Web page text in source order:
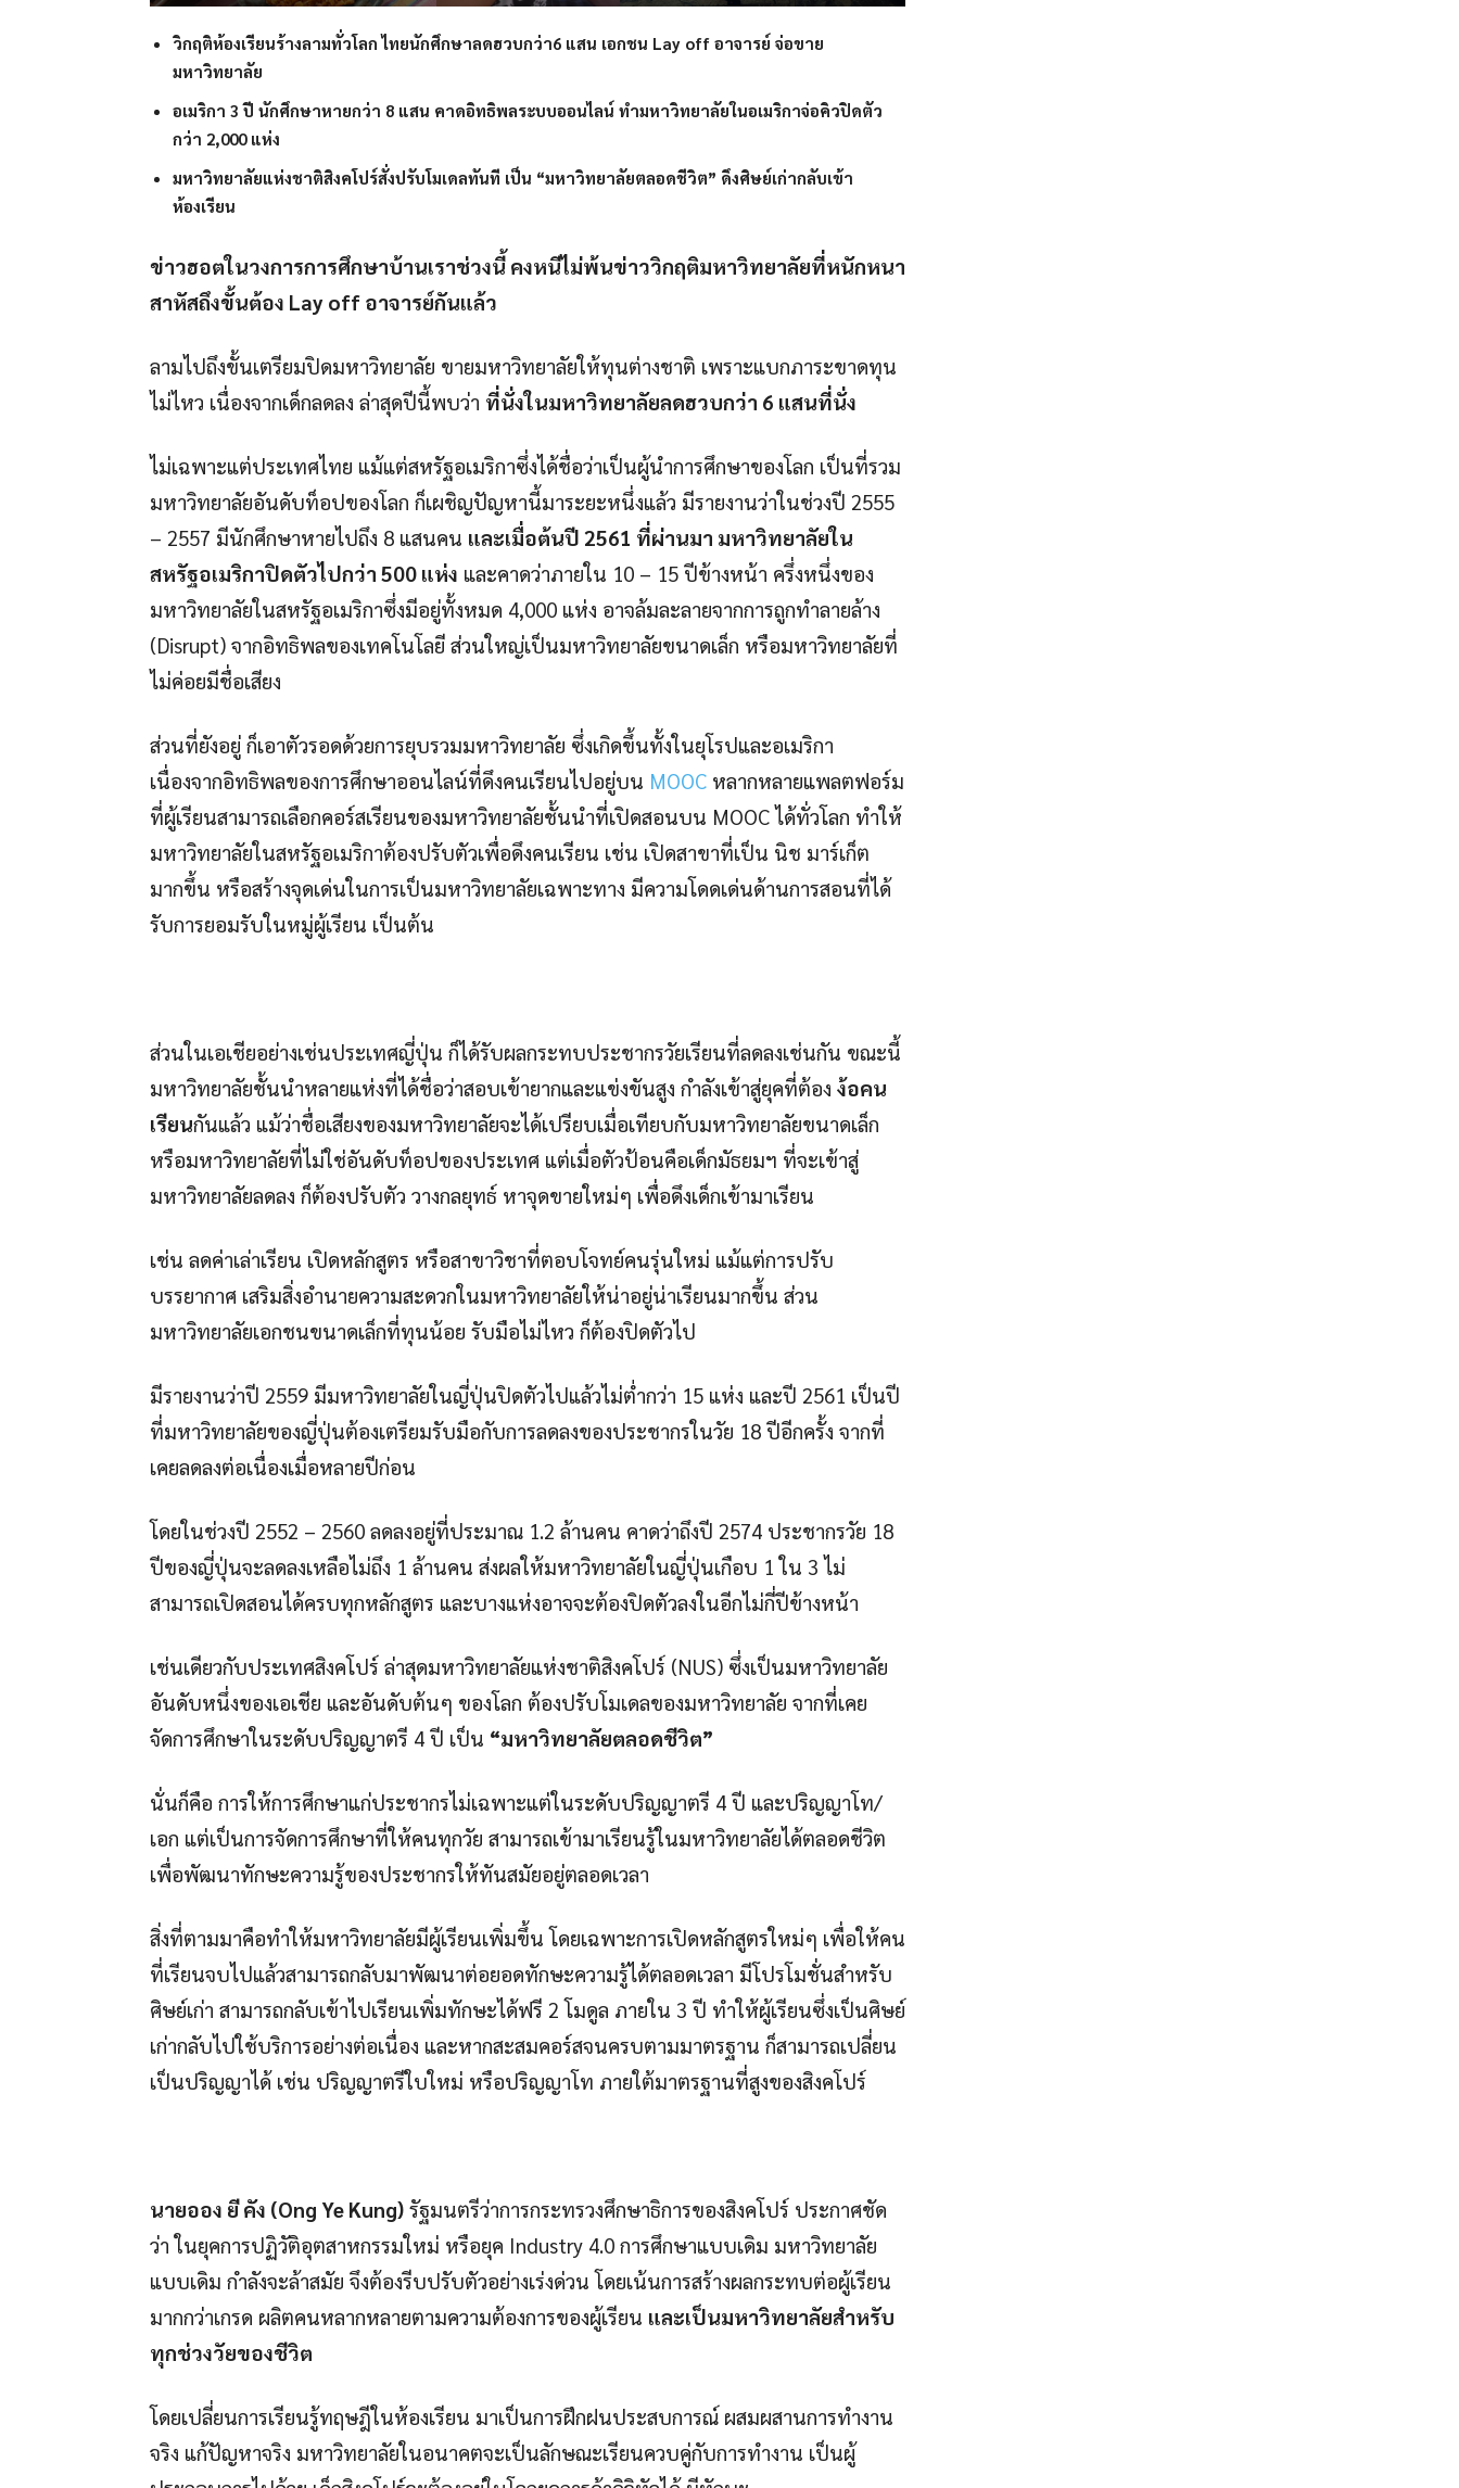
วิกฤติห้องเรียนร้างลามทั่วโลก ไทยนักศึกษาลดฮวบกว่า6 แสน เอกชน Lay off อาจารย์ จ่อขาย
มหาวิทยาลัย
อเมริกา 3 ปี นักศึกษาหายกว่า 8 แสน คาดอิทธิพลระบบออนไลน์ ทำมหาวิทยาลัยในอเมริกาจ่อคิวปิดตัว
กว่า 2,000 แห่ง
มหาวิทยาลัยแห่งชาติสิงคโปร์สั่งปรับโมเดลทันที เป็น “มหาวิทยาลัยตลอดชีวิต” ดึงศิษย์เก่ากลับเข้า
ห้องเรียน
ข่าวฮอตในวงการการศึกษาบ้านเราช่วงนี้ คงหนีไม่พ้นข่าววิกฤติมหาวิทยาลัยที่หนักหนา
สาหัสถึงขั้นต้อง Lay off อาจารย์กันแล้ว
ลามไปถึงขั้นเตรียมปิดมหาวิทยาลัย ขายมหาวิทยาลัยให้ทุนต่างชาติ เพราะแบกภาระขาดทุน
ไม่ไหว เนื่องจากเด็กลดลง ล่าสุดปีนี้พบว่า ที่นั่งในมหาวิทยาลัยลดฮวบกว่า 6 แสนที่นั่ง
ไม่เฉพาะแต่ประเทศไทย แม้แต่สหรัฐอเมริกาซึ่งได้ชื่อว่าเป็นผู้นำการศึกษาของโลก เป็นที่รวม
มหาวิทยาลัยอันดับท็อปของโลก ก็เผชิญปัญหานี้มาระยะหนึ่งแล้ว มีรายงานว่าในช่วงปี 2555
– 2557 มีนักศึกษาหายไปถึง 8 แสนคน และเมื่อต้นปี 2561 ที่ผ่านมา มหาวิทยาลัยใน
สหรัฐอเมริกาปิดตัวไปกว่า 500 แห่ง และคาดว่าภายใน 10 – 15 ปีข้างหน้า ครึ่งหนึ่งของ
มหาวิทยาลัยในสหรัฐอเมริกาซึ่งมีอยู่ทั้งหมด 4,000 แห่ง อาจล้มละลายจากการถูกทำลายล้าง
(Disrupt) จากอิทธิพลของเทคโนโลยี ส่วนใหญ่เป็นมหาวิทยาลัยขนาดเล็ก หรือมหาวิทยาลัยที่
ไม่ค่อยมีชื่อเสียง
ส่วนที่ยังอยู่ ก็เอาตัวรอดด้วยการยุบรวมมหาวิทยาลัย ซึ่งเกิดขึ้นทั้งในยุโรปและอเมริกา
เนื่องจากอิทธิพลของการศึกษาออนไลน์ที่ดึงคนเรียนไปอยู่บน MOOC หลากหลายแพลตฟอร์ม
ที่ผู้เรียนสามารถเลือกคอร์สเรียนของมหาวิทยาลัยชั้นนำที่เปิดสอนบน MOOC ได้ทั่วโลก ทำให้
มหาวิทยาลัยในสหรัฐอเมริกาต้องปรับตัวเพื่อดึงคนเรียน เช่น เปิดสาขาที่เป็น นิช มาร์เก็ต
มากขึ้น หรือสร้างจุดเด่นในการเป็นมหาวิทยาลัยเฉพาะทาง มีความโดดเด่นด้านการสอนที่ได้
รับการยอมรับในหมู่ผู้เรียน เป็นต้น
ส่วนในเอเชียอย่างเช่นประเทศญี่ปุ่น ก็ได้รับผลกระทบประชากรวัยเรียนที่ลดลงเช่นกัน ขณะนี้
มหาวิทยาลัยชั้นนำหลายแห่งที่ได้ชื่อว่าสอบเข้ายากและแข่งขันสูง กำลังเข้าสู่ยุคที่ต้อง ง้อคน
เรียนกันแล้ว แม้ว่าชื่อเสียงของมหาวิทยาลัยจะได้เปรียบเมื่อเทียบกับมหาวิทยาลัยขนาดเล็ก
หรือมหาวิทยาลัยที่ไม่ใช่อันดับท็อปของประเทศ แต่เมื่อตัวป้อนคือเด็กมัธยมฯ ที่จะเข้าสู่
มหาวิทยาลัยลดลง ก็ต้องปรับตัว วางกลยุทธ์ หาจุดขายใหม่ๆ เพื่อดึงเด็กเข้ามาเรียน
เช่น ลดค่าเล่าเรียน เปิดหลักสูตร หรือสาขาวิชาที่ตอบโจทย์คนรุ่นใหม่ แม้แต่การปรับ
บรรยากาศ เสริมสิ่งอำนายความสะดวกในมหาวิทยาลัยให้น่าอยู่น่าเรียนมากขึ้น ส่วน
มหาวิทยาลัยเอกชนขนาดเล็กที่ทุนน้อย รับมือไม่ไหว ก็ต้องปิดตัวไป
มีรายงานว่าปี 2559 มีมหาวิทยาลัยในญี่ปุ่นปิดตัวไปแล้วไม่ต่ำกว่า 15 แห่ง และปี 2561 เป็นปี
ที่มหาวิทยาลัยของญี่ปุ่นต้องเตรียมรับมือกับการลดลงของประชากรในวัย 18 ปีอีกครั้ง จากที่
เคยลดลงต่อเนื่องเมื่อหลายปีก่อน
โดยในช่วงปี 2552 – 2560 ลดลงอยู่ที่ประมาณ 1.2 ล้านคน คาดว่าถึงปี 2574 ประชากรวัย 18
ปีของญี่ปุ่นจะลดลงเหลือไม่ถึง 1 ล้านคน ส่งผลให้มหาวิทยาลัยในญี่ปุ่นเกือบ 1 ใน 3 ไม่
สามารถเปิดสอนได้ครบทุกหลักสูตร และบางแห่งอาจจะต้องปิดตัวลงในอีกไม่กี่ปีข้างหน้า
เช่นเดียวกับประเทศสิงคโปร์ ล่าสุดมหาวิทยาลัยแห่งชาติสิงคโปร์ (NUS) ซึ่งเป็นมหาวิทยาลัย
อันดับหนึ่งของเอเชีย และอันดับต้นๆ ของโลก ต้องปรับโมเดลของมหาวิทยาลัย จากที่เคย
จัดการศึกษาในระดับปริญญาตรี 4 ปี เป็น “มหาวิทยาลัยตลอดชีวิต”
นั่นก็คือ การให้การศึกษาแก่ประชากรไม่เฉพาะแต่ในระดับปริญญาตรี 4 ปี และปริญญาโท/
เอก แต่เป็นการจัดการศึกษาที่ให้คนทุกวัย สามารถเข้ามาเรียนรู้ในมหาวิทยาลัยได้ตลอดชีวิต
เพื่อพัฒนาทักษะความรู้ของประชากรให้ทันสมัยอยู่ตลอดเวลา
สิ่งที่ตามมาคือทำให้มหาวิทยาลัยมีผู้เรียนเพิ่มขึ้น โดยเฉพาะการเปิดหลักสูตรใหม่ๆ เพื่อให้คน
ที่เรียนจบไปแล้วสามารถกลับมาพัฒนาต่อยอดทักษะความรู้ได้ตลอดเวลา มีโปรโมชั่นสำหรับ
ศิษย์เก่า สามารถกลับเข้าไปเรียนเพิ่มทักษะได้ฟรี 2 โมดูล ภายใน 3 ปี ทำให้ผู้เรียนซึ่งเป็นศิษย์
เก่ากลับไปใช้บริการอย่างต่อเนื่อง และหากสะสมคอร์สจนครบตามมาตรฐาน ก็สามารถเปลี่ยน
เป็นปริญญาได้ เช่น ปริญญาตรีใบใหม่ หรือปริญญาโท ภายใต้มาตรฐานที่สูงของสิงคโปร์
นายออง ยี คัง (Ong Ye Kung) รัฐมนตรีว่าการกระทรวงศึกษาธิการของสิงคโปร์ ประกาศชัด
ว่า ในยุคการปฏิวัติอุตสาหกรรมใหม่ หรือยุค Industry 4.0 การศึกษาแบบเดิม มหาวิทยาลัย
แบบเดิม กำลังจะล้าสมัย จึงต้องรีบปรับตัวอย่างเร่งด่วน โดยเน้นการสร้างผลกระทบต่อผู้เรียน
มากกว่าเกรด ผลิตคนหลากหลายตามความต้องการของผู้เรียน และเป็นมหาวิทยาลัยสำหรับ
ทุกช่วงวัยของชีวิต
โดยเปลี่ยนการเรียนรู้ทฤษฎีในห้องเรียน มาเป็นการฝึกฝนประสบการณ์ ผสมผสานการทำงาน
จริง แก้ปัญหาจริง มหาวิทยาลัยในอนาคตจะเป็นลักษณะเรียนควบคู่กับการทำงาน เป็นผู้